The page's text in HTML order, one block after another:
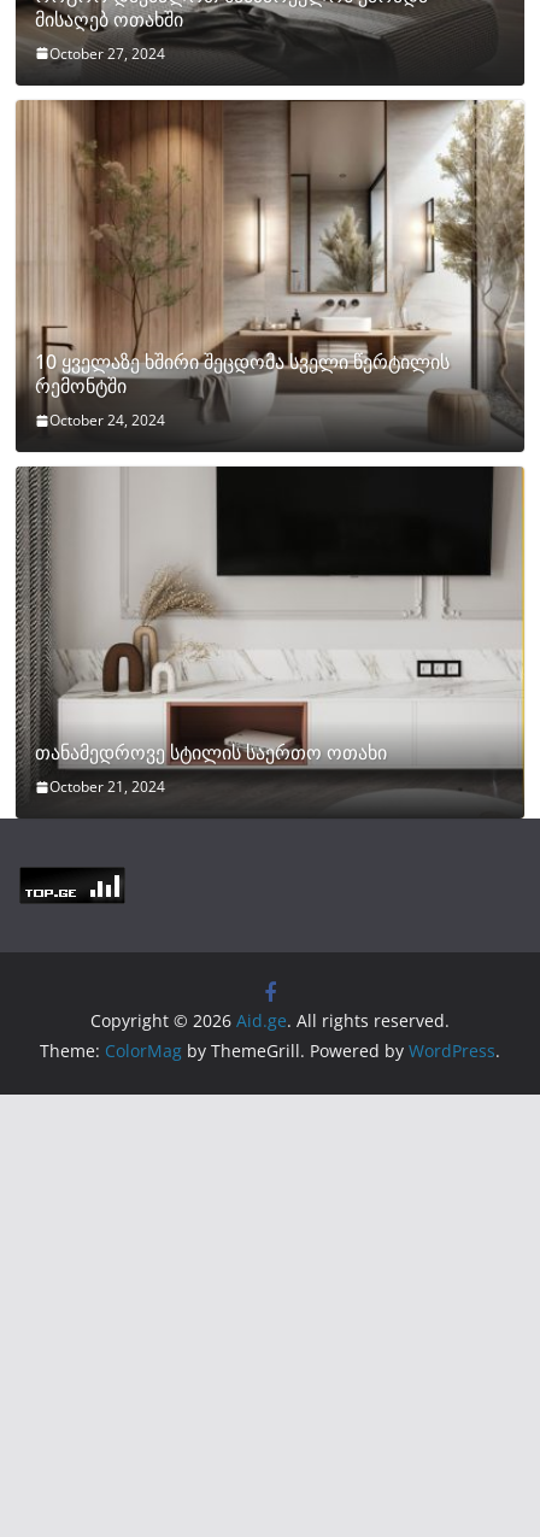
მისაღებ ოთახში
October 27, 2024
10 ყველაზე ხშირი შეცდომა სველი წერტილის
რემონტში
October 24, 2024
თანამედროვე სტილის საერთო ოთახი
October 21, 2024
Copyright © 2026 Aid.ge. All rights reserved.
Theme: ColorMag by ThemeGrill. Powered by WordPress.